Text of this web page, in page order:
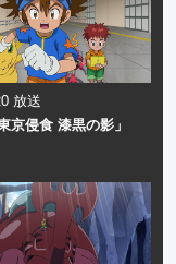
放送
京侵食 漆黒の影」